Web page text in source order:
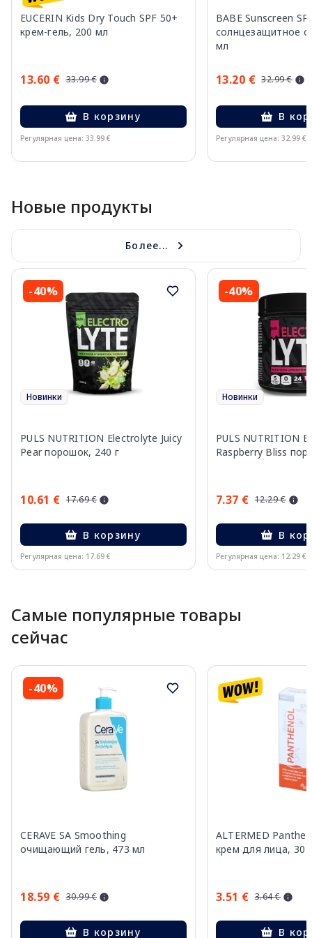
EUCERIN Kids Dry Touch SPF 50+
крем-гель, 200 мл
13.60 € 33.99 €
В корзину
Регулярная цена: 33.99 €
BABE Sunscreen
солнцезащитное
мл
13.20 € 32.99 €
В
Регулярная цена: 32.99 €
Новые продукты
Более...
-40%
Новинки
PULS NUTRITION Electrolyte Juicy
Pear порошок, 240 г
10.61 € 17.69 €
В корзину
Регулярная цена: 17.69 €
-40%
Новинки
PULS NUTRITION
Raspberry Bliss
7.37 € 12.29 €
В
Регулярная цена: 12.29 €
Самые популярные товары
сейчас
-40%
CERAVE SA Smoothing
очищающий гель, 473 мл
18.59 € 30.99 €
В корзину
ALTERMED
крем для лица, 30 г
3.51 € 3.64 €
В